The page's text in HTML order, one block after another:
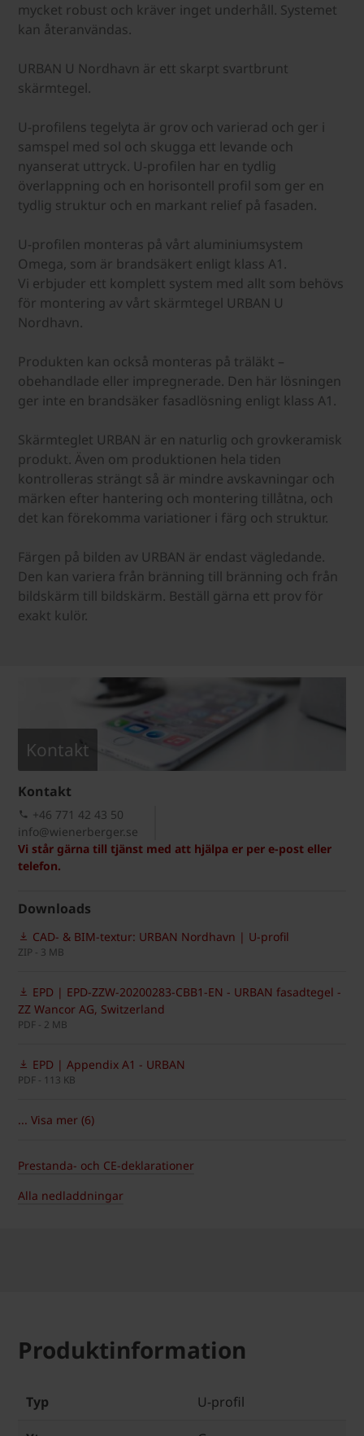
mycket robust och kräver inget underhåll. Systemet
kan återanvändas.
URBAN U Nordhavn är ett skarpt svartbrunt
skärmtegel.
U-profilens tegelyta är grov och varierad och ger i
samspel med sol och skugga ett levande och
nyanserat uttryck. U-profilen har en tydlig
överlappning och en horisontell profil som ger en
tydlig struktur och en markant relief på fasaden.
U-profilen monteras på vårt aluminiumsystem
Omega, som är brandsäkert enligt klass A1.
Vi erbjuder ett komplett system med allt som behövs
för montering av vårt skärmtegel URBAN U
Nordhavn.
Produkten kan också monteras på träläkt –
obehandlade eller impregnerade. Den här lösningen
ger inte en brandsäker fasadlösning enligt klass A1.
Skärmteglet URBAN är en naturlig och grovkeramisk
produkt. Även om produktionen hela tiden
kontrolleras strängt så är mindre avskavningar och
märken efter hantering och montering tillåtna, och
det kan förekomma variationer i färg och struktur.
Färgen på bilden av URBAN är endast vägledande.
Den kan variera från bränning till bränning och från
bildskärm till bildskärm. Beställ gärna ett prov för
exakt kulör.
Kontakt
Kontakt
Vi står gärna till tjänst med att hjälpa er per e-post eller
telefon.
+46 771 42 43 50
info@wienerberger.se
Downloads
CAD- & BIM-textur: URBAN Nordhavn | U-profil
ZIP - 3 MB
EPD | EPD-ZZW-20200283-CBB1-EN - URBAN fasadtegel -
ZZ Wancor AG, Switzerland
PDF - 2 MB
EPD | Appendix A1 - URBAN
PDF - 113 KB
... Visa mer (6)
Prestanda- och CE-deklarationer
Alla nedladdningar
Produktinformation
Typ U-profil